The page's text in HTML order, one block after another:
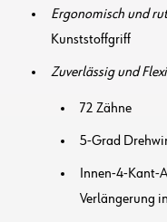
Ergonomisch und
Kunststoffgriff
Zuverlässig und
72 Zähne
5-Grad
Innen-4-Kant-
Verlängerung